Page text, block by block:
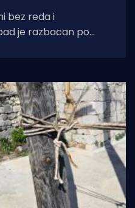
bez reda i
je razbacan po